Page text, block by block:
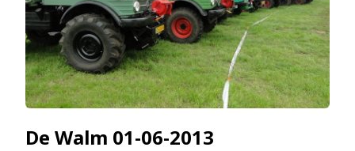
De Walm 01-06-2013